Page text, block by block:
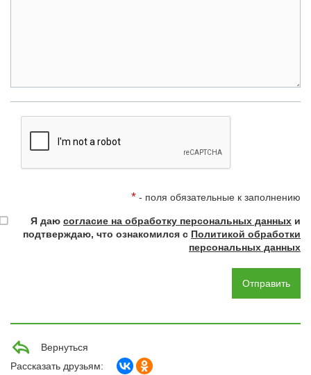
* - поля обязательные к заполнению
Я даю согласие на обработку персональных данных и
подтверждаю, что ознакомился с Политикой обработки
персональных данных
Вернуться
Рассказать друзьям: